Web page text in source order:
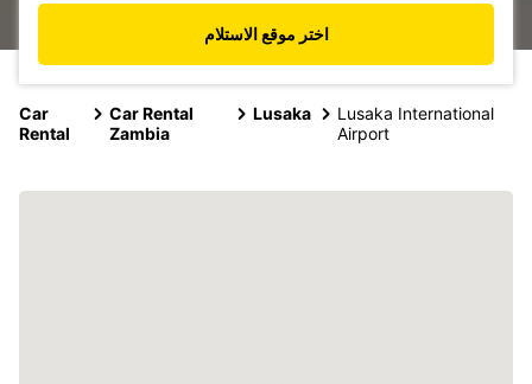
اختر موقع الاستلام
Car
Rental
Car Rental
Zambia
Lusaka
Lusaka International
Airport